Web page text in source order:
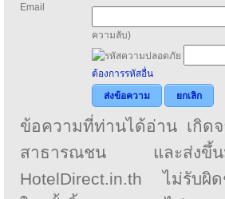
Email
ความลับ)
ต้องการรหัสอื่น
ส่งข้อความ
ยกเลิก
ข้อความที่ท่านได้อ่าน เกิดจ
สาธารณชน และส่งขึ้นม
HotelDirect.in.th ไม่รับผิ